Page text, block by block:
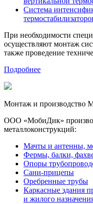
Система
При необходимости
осуществляют монтаж
также проведение
Подробнее
Монтаж и производство
ООО «МобиДик»
металлоконструкций:
Мачты и антенны,
Фермы, балки,
Опоры
Сани-прицепы
Оребренные трубы
Каркасные здания
и жилого